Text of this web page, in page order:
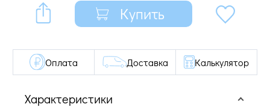
Купить
Характеристики
Оплата Доставка Калькулятор